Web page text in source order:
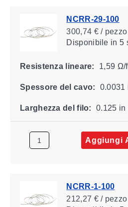
NCRR-29-100
300,74 € / pezzo
Disponibile in 5
Resistenza lineare: 1,59 Ω/
Spessore del cavo: 0.0031
Larghezza del filo: 0.125 in
Aggiungi
NCRR-1-100
212,27 € / pezzo